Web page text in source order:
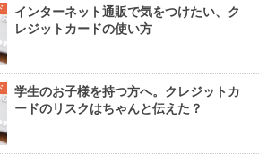
インターネット通販で気をつけたい、ク
レジットカードの使い方
学生のお子様を持つ方へ。クレジットカ
ードのリスクはちゃんと伝えた？